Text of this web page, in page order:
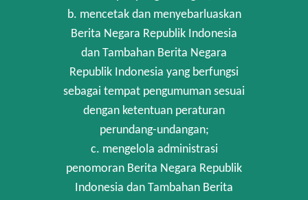
b. mencetak dan menyebarluaskan
Berita Negara Republik Indonesia
dan Tambahan Berita Negara
Republik Indonesia yang berfungsi
sebagai tempat pengumuman sesuai
dengan ketentuan peraturan
perundang-undangan;
c. mengelola administrasi
penomoran Berita Negara Republik
Indonesia dan Tambahan Berita